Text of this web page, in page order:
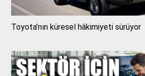
Toyota’nın küresel hâkimiyeti sürüyor